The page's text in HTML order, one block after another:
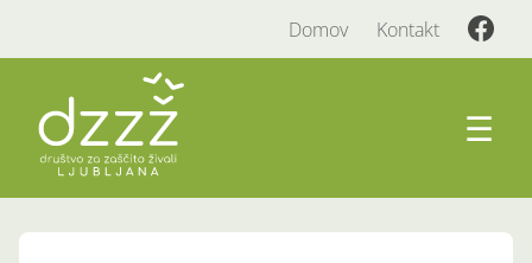
Domov Kontakt
☰